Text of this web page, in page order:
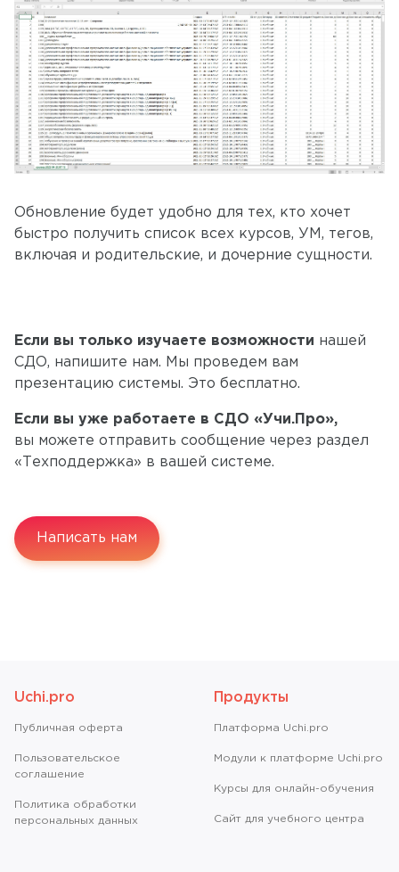
Обновление будет удобно для тех, кто хочет
быстро получить список всех курсов, УМ, тегов,
включая и родительские, и дочерние сущности.
Если вы только изучаете возможности нашей
СДО, напишите нам. Мы проведем вам
презентацию системы. Это бесплатно.
Если вы уже работаете в СДО «Учи.Про»,
вы можете отправить сообщение через раздел
«Техподдержка» в вашей системе.
Написать нам
Uchi.pro
Публичная оферта
Пользовательское
соглашение
Политика обработки
персональных данных
Продукты
Платформа Uchi.pro
Модули к платформе Uchi.pro
Курсы для онлайн-обучения
Сайт для учебного центра